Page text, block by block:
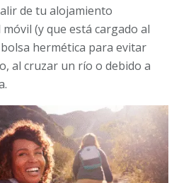
de tu alojamiento
(y que está cargado al
hermética para evitar
al cruzar un río o debido a